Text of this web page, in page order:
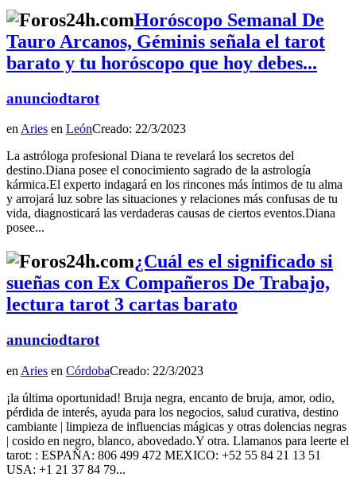
Horóscopo Semanal De
Tauro Arcanos, Géminis señala el tarot
barato y tu horóscopo que hoy debes...
anunciodtarot
en Aries en LeónCreado: 22/3/2023
La astróloga profesional Diana te revelará los secretos del
destino.Diana posee el conocimiento sagrado de la astrología
kármica.El experto indagará en los rincones más íntimos de tu alma
y arrojará luz sobre las situaciones y relaciones más confusas de tu
vida, diagnosticará las verdaderas causas de ciertos eventos.Diana
posee...
¿Cuál es el significado si
sueñas con Ex Compañeros De Trabajo,
lectura tarot 3 cartas barato
anunciodtarot
en Aries en CórdobaCreado: 22/3/2023
¡la última oportunidad! Bruja negra, encanto de bruja, amor, odio,
pérdida de interés, ayuda para los negocios, salud curativa, destino
cambiante | limpieza de influencias mágicas y otras dolencias negras
| cosido en negro, blanco, abovedado.Y otra. Llamanos para leerte el
tarot: : ESPAÑA: 806 499 472 MEXICO: +52 55 84 21 13 51
USA: +1 21 37 84 79...